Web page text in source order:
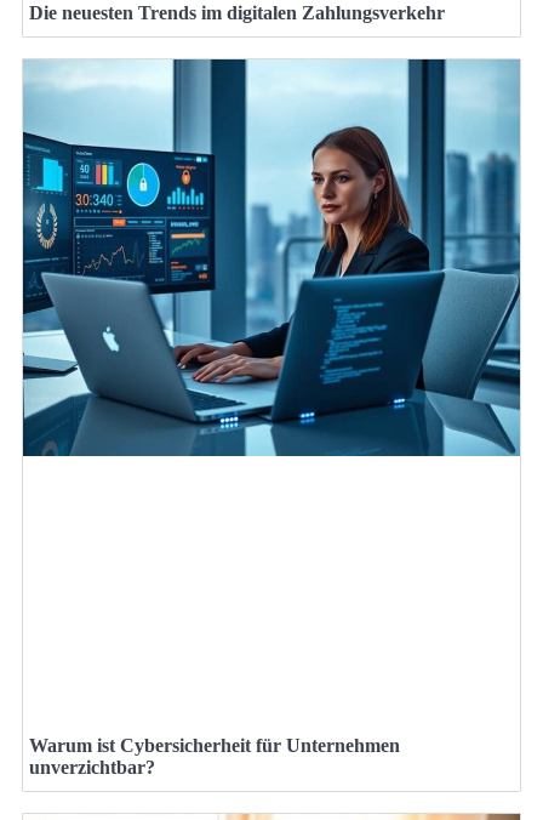
Die neuesten Trends im digitalen Zahlungsverkehr
Warum ist Cybersicherheit für Unternehmen
unverzichtbar?